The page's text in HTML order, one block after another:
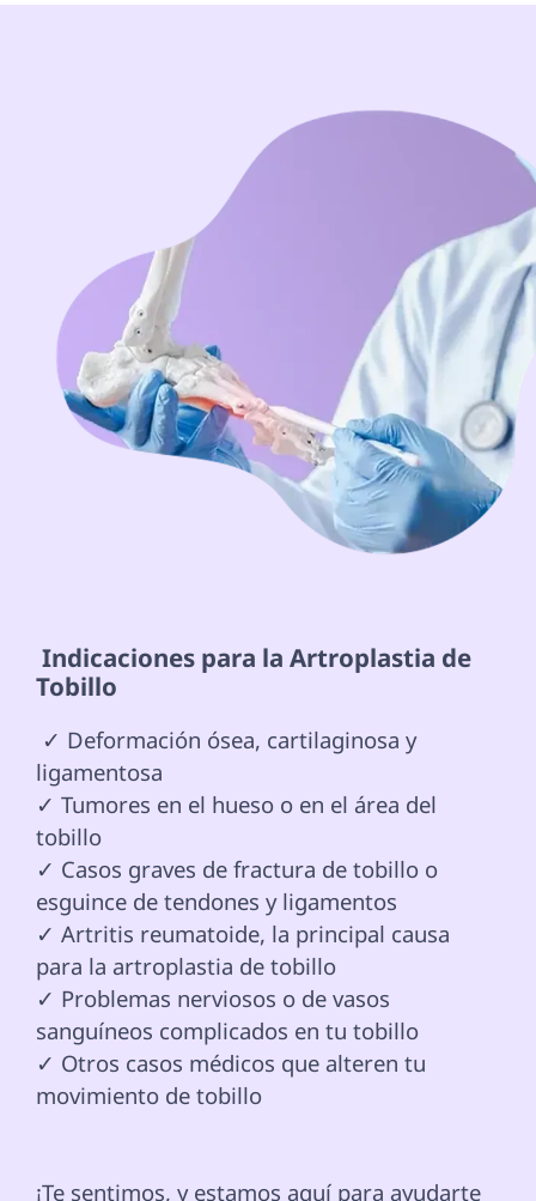
Tobillo
ligamentosa
✓ Tumores en el hueso o en el área del
tobillo
✓ Casos graves de fractura de tobillo o
esguince de tendones y ligamentos
✓ Artritis reumatoide, la principal causa
para la artroplastia de tobillo
✓ Problemas nerviosos o de vasos
sanguíneos complicados en tu tobillo
✓ Otros casos médicos que alteren tu
movimiento de tobillo
¡Te sentimos, y estamos aquí para ayudarte